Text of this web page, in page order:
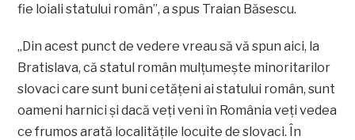
fie loiali statului român”, a spus Traian Băsescu.
„Din acest punct de vedere vreau să vă spun aici, la
Bratislava, că statul român mulţumeşte minoritarilor
slovaci care sunt buni cetăţeni ai statului român, sunt
oameni harnici şi dacă veţi veni în România veţi vedea
ce frumos arată localităţile locuite de slovaci. În